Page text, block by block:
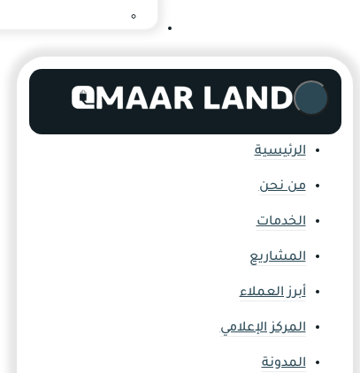
الرئيسية
من نحن
الخدمات
المشاريع
أبرز العملاء
المركز الإعلامي
المدونة